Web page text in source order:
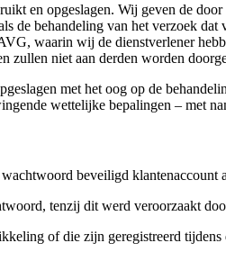
en opgeslagen. Wij geven de
de behandeling van het verzoek
waarin wij de dienstverlener
zullen niet aan derden worden
met het oog op de
wettelijke bepalingen – met
beveiligd
tenzij dit werd veroorzaakt
of die zijn geregistreerd